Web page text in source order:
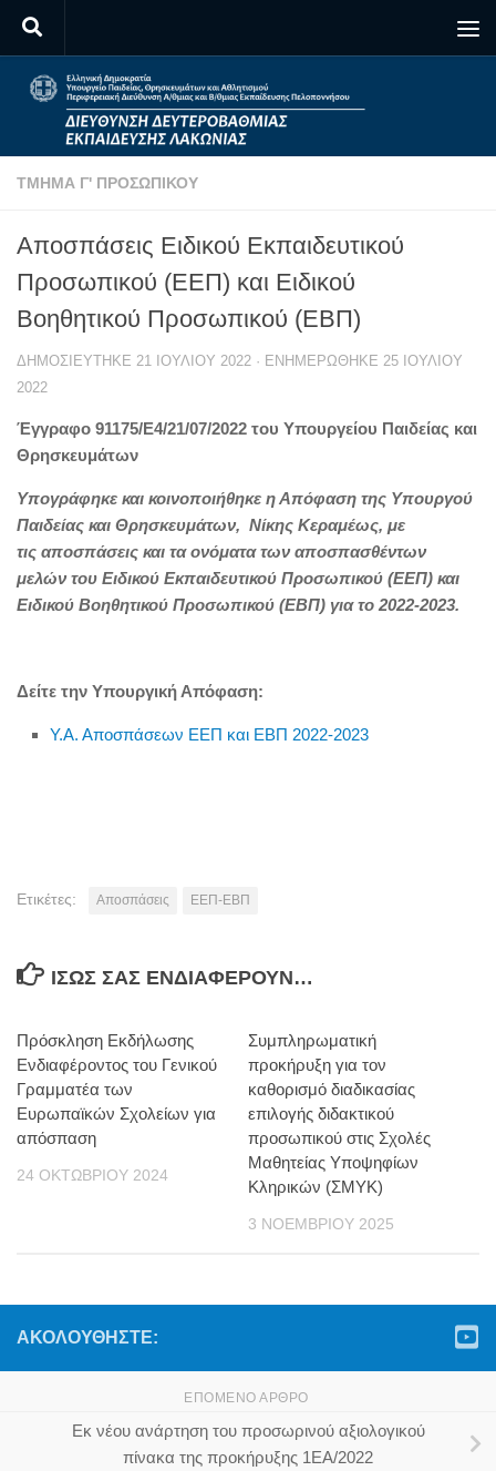
Skip to content
ΤΜΉΜΑ Γ' ΠΡΟΣΩΠΙΚΟΎ
Αποσπάσεις Ειδικού Εκπαιδευτικού
Προσωπικού (ΕΕΠ) και Ειδικού
Βοηθητικού Προσωπικού (ΕΒΠ)
ΔΗΜΟΣΙΕΎΤΗΚΕ 21 ΙΟΥΛΊΟΥ 2022 · ΕΝΗΜΕΡΏΘΗΚΕ 25 ΙΟΥΛΊΟΥ
2022
Έγγραφο 91175/Ε4/21/07/2022 του Υπουργείου Παιδείας και
Θρησκευμάτων
Υπογράφηκε και κοινοποιήθηκε η Απόφαση της Υπουργού
Παιδείας και Θρησκευμάτων, Νίκης Κεραμέως, με
τις αποσπάσεις και τα ονόματα των αποσπασθέντων
μελών του Ειδικού Εκπαιδευτικού Προσωπικού (ΕΕΠ) και
Ειδικού Βοηθητικού Προσωπικού (ΕΒΠ) για το 2022-2023.
Δείτε την Υπουργική Απόφαση:
Υ.Α. Αποσπάσεων ΕΕΠ και ΕΒΠ 2022-2023
Ετικέτες: Αποσπάσεις ΕΕΠ-ΕΒΠ
ΊΣΩΣ ΣΑΣ ΕΝΔΙΑΦΈΡΟΥΝ…
Πρόσκληση Εκδήλωσης
Ενδιαφέροντος του Γενικού
Γραμματέα των
Ευρωπαϊκών Σχολείων για
απόσπαση
24 ΟΚΤΩΒΡΊΟΥ 2024
Συμπληρωματική
προκήρυξη για τον
καθορισμό διαδικασίας
επιλογής διδακτικού
προσωπικού στις Σχολές
Μαθητείας Υποψηφίων
Κληρικών (ΣΜΥΚ)
3 ΝΟΕΜΒΡΊΟΥ 2025
ΑΚΟΛΟΥΘΉΣΤΕ:
ΕΠΌΜΕΝΟ ΆΡΘΡΟ
Εκ νέου ανάρτηση του προσωρινού αξιολογικού
πίνακα της προκήρυξης 1ΕΑ/2022